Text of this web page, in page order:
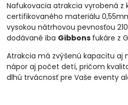
Nafukovacia atrakcia vyrobená z
certifikovaného materiálu 0,55mm
vysokou nátrhovou pevnosťou
dodávané iba Gibbons fukáre z
Atrakcia má zvýšenú kapacitu aj
nápor aj počet detí, pričom
dlhú trvácnosť pre Vaše eventy